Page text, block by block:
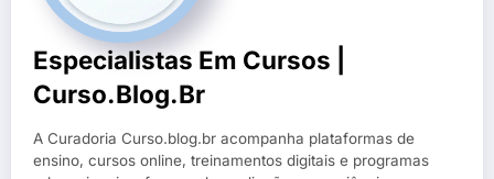
Especialistas Em Cursos |
Curso.blog.br
A Curadoria Curso.blog.br acompanha plataformas de
ensino, cursos online, treinamentos digitais e programas